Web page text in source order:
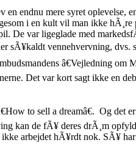
en endnu mere syret oplevelse,
i en kult vil man ikke
De var ligeglade med
sÃ¥kaldt vennehvervning,
â€Vejledning
Det var kort sagt ikke en
to sell a dreamâ€. Og
kan de fÃ¥ deres drÃ¸m
arbejdet hÃ¥rdt nok. SÃ¥